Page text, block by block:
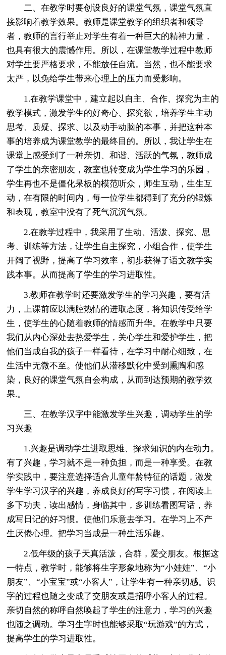
二、在教学时要创设良好的课堂气氛，课堂气氛直
接影响着教学效果。教师是课堂教学的组织者和领导
者，教师的言行举止对学生有着一种巨大的精神力量，
也具有很大的震憾作用。所以，在课堂教学过程中教师
对学生要严格要求，不能放任自流。当然，也不能要求
太严，以免给学生带来心理上的压力而受影响。
1.在教学课堂中，建立起以自主、合作、探究为主的
教学模式，激发学生的好奇心、探究欲，培养学生主动
思考、质疑、探求、以及动手动脑的本事，并把这种本
事的培养成为课堂教学的最终目的。所以，我让学生在
课堂上感受到了一种亲切、和谐、活跃的气氛，教师成
了学生的亲密朋友，教室也转变成为学生学习的乐园，
学生再也不是僵化呆板的模范听众，师生互动，生生互
动，在有限的时间内，每一位学生都得到了充分的锻炼
和表现，教室中没有了死气沉沉气氛。
2.在教学过程中，我采用了生动、活泼、探究、思
考、训练等方法，让学生自主探究，小组合作，使学生
开阔了视野，提高了学习效率，初步获得了语文教学实
践本事。从而提高了学生的学习进取性。
3.教师在教学时还要激发学生的学习兴趣，要有活
力，上课前应以满腔热情的进取态度，将知识传受给学
生，使学生的心随着教师的情感而升华。在教学中只要
我们从内心深处去热爱学生，关心学生和爱护学生，把
他们当成自我的孩子一样看待，在学习中耐心细致，在
生活中无微不至。使他们从潜移默化中受到熏陶和感
染，良好的课堂气氛自会构成，从而到达预期的教学效
果.。
三、在教学汉字中能激发学生兴趣，调动学生的学
习兴趣
1.兴趣是调动学生进取思维、探求知识的内在动力。
有了兴趣，学习就不是一种负担，而是一种享受。在教
学实践中，要注意选择适合儿童年龄特征的话题，激发
学生学习汉字的兴趣，养成良好的写字习惯，在阅读上
多下功夫，读出感情，身临其中，多训练看图写话，养
成写日记的好习惯。使他们乐意去学习。在学习上不产
生厌倦心理。把学习当成是一种生活乐趣。
2.低年级的孩子天真活泼，合群，爱交朋友。根据这
一特点，教学时，能够将生字形象地称为“小娃娃”、“小
朋友”、“小宝宝”或“小客人”，让学生有一种亲切感。识
字的过程也随之变成了交朋友或是招呼小客人的过程。
亲切自然的称呼自然唤起了学生的注意力，学习的兴趣
也随之调动。学习生字时也能够采取“玩游戏”的方式，
提高学生的学习进取性。